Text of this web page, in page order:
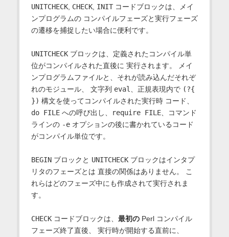
UNITCHECK, CHECK, INITコードブロックは、メイ
ンプログラムの コンパイルフェーズと実行フェーズ
の遷移を捕捉したい場合に便利です。
UNITCHECKブロックは、定義されたコンパイル単
位がコンパイルされた直後に 実行されます。 メイ
ンプログラムファイルと、それが読み込んだそれぞ
れのモジュール、 文字列 eval 、正規表現内で (?{
}) 構文を使ってコンパイルされた実行時 コード、
do FILEへの呼び出し、 require FILE、コマンド
ラインの -eオプションの後に書かれているコード
がコンパイル単位です。
BEGINブロックと UNITCHECKブロックはインタプ
リタのフェーズとは 直接の関係はありません。 こ
れらはどのフェーズ中にも作成されて実行されま
す。
CHECKコードブロックは、 最初のPerl コンパイル
フェーズ終了直後、 実行時が開始する直前に、